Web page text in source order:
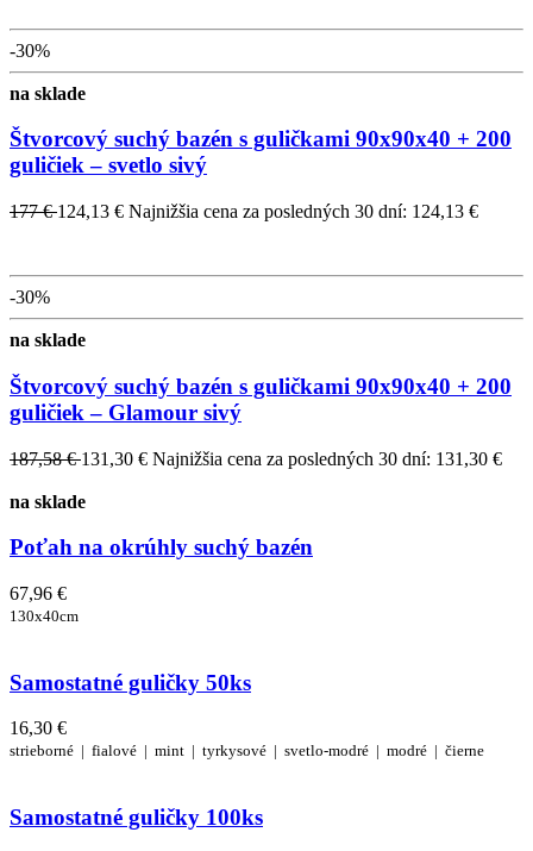
-30%
na sklade
Štvorcový suchý bazén s guličkami 90x90x40 + 200
guličiek – svetlo sivý
177 €124,13 € Najnižšia cena za posledných 30 dní: 124,13 €
-30%
na sklade
Štvorcový suchý bazén s guličkami 90x90x40 + 200
guličiek – Glamour sivý
187,58 €131,30 € Najnižšia cena za posledných 30 dní: 131,30 €
na sklade
Poťah na okrúhly suchý bazén
67,96 €
130x40cm
Samostatné guličky 50ks
16,30 €
strieborné | fialové | mint | tyrkysové | svetlo-modré | modré | čierne
Samostatné guličky 100ks